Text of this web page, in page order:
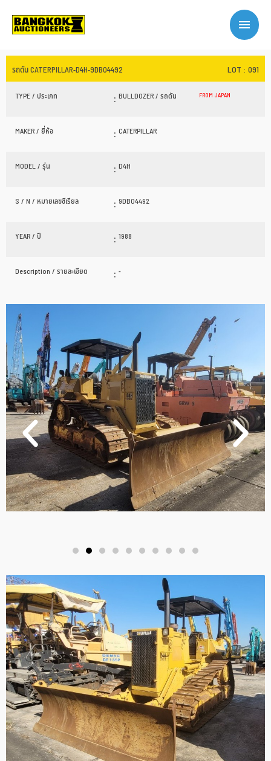
รถดัน CATERPILLAR-D4H-9DB04492 LOT : 091
TYPE / ประเภท : BULLDOZER / รถดัน FROM JAPAN
MAKER / ยี่ห้อ : CATERPILLAR
MODEL / รุ่น : D4H
S / N / หมายเลขซีเรียล : 9DB04492
YEAR / ปี : 1988
Description / รายละเอียด : -